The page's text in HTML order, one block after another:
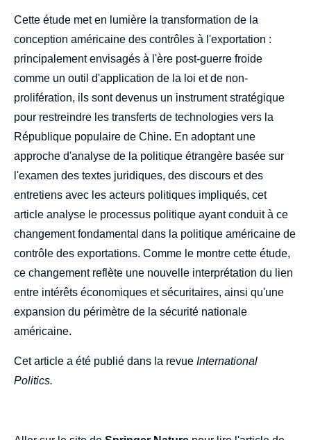
body
Cette étude met en lumière la transformation de la
conception américaine des contrôles à l'exportation :
principalement envisagés à l'ère post-guerre froide
comme un outil d'application de la loi et de non-
prolifération, ils sont devenus un instrument stratégique
pour restreindre les transferts de technologies vers la
République populaire de Chine. En adoptant une
approche d'analyse de la politique étrangère basée sur
l'examen des textes juridiques, des discours et des
entretiens avec les acteurs politiques impliqués, cet
article analyse le processus politique ayant conduit à ce
changement fondamental dans la politique américaine de
contrôle des exportations. Comme le montre cette étude,
ce changement reflète une nouvelle interprétation du lien
entre intérêts économiques et sécuritaires, ainsi qu'une
expansion du périmètre de la sécurité nationale
américaine.
Cet article a été publié dans la revue International
Politics.